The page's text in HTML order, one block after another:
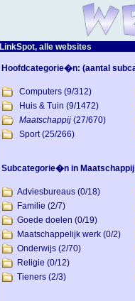
LinkSpot, alle websites
Hoofdcategorie�n: (aantal
Computers (9/312)
Huis & Tuin (9/1472)
Maatschappij (27/670)
Sport(25/266)
Subcategorie�n in
Adviesbureaus (0/18)
Familie (2/7)
Goede doelen (0/19)
Maatschappelijk werk (0/2)
Onderwijs (2/70)
Religie (0/12)
Tieners (2/3)